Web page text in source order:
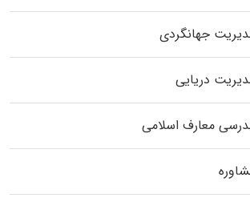
جهانگردی
دریایی
معارف اسلامی